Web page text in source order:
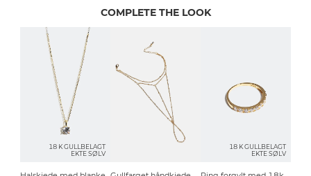
COMPLETE THE LOOK
18 K GULLBELAGT
EKTE SØLV
18 K GULLBELAGT
EKTE SØLV